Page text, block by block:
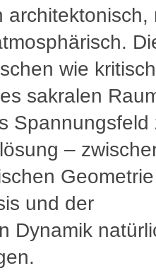
architektonisch,
wie
sakralen
Spannungsfeld
–
und der
Dynamik